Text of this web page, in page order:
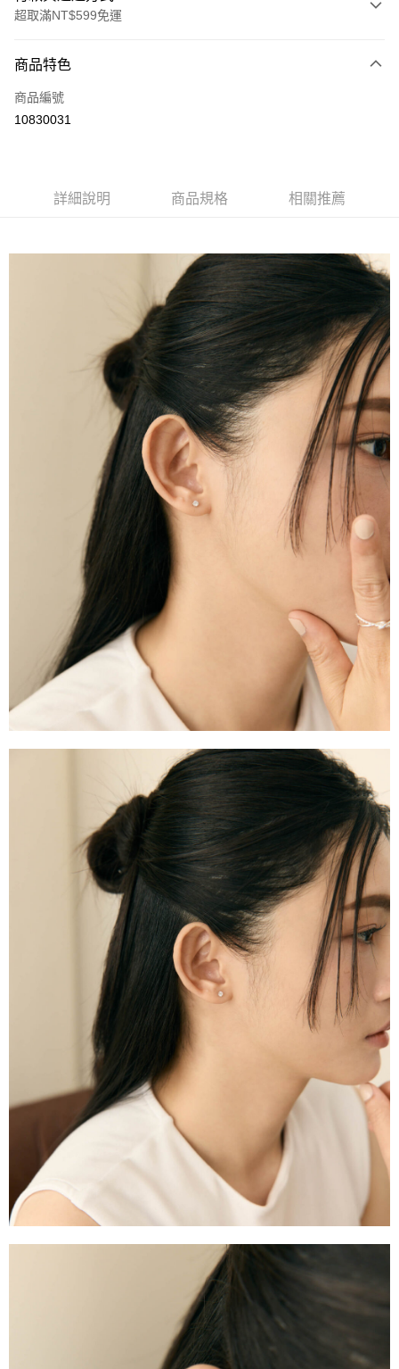
超取滿NT$599免運
信用卡一次付款
超商取貨付款
街口支付
不提供全家取貨服務
每筆NT$999,999
7-11超商取貨付款（離島取貨加價40元）
每筆NT$70，滿NT$599(含以上)免運費
付款後7-11取貨（離島取貨加價40元）
每筆NT$70，滿NT$599(含以上)免運費
每筆NT$70，滿NT$599(含以上)免運費
商品特色
商品編號
10830031
詳細說明 商品規格 相關推薦